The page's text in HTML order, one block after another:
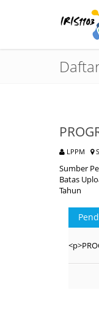
LPPM
Sumber
Batas
Tahun